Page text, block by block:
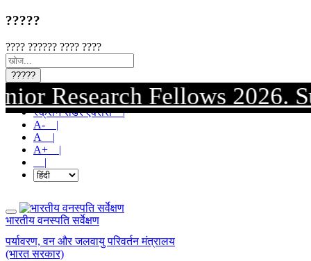
?????
???? ?????? ???? ????
?????
Fellows 2026.
मुख्य सामग्री पर जाएं |
स्क्रीन रीडर एक्सेस |
A- |
A |
A+ |
|
भारतीय वनस्पति सर्वेक्षण
पर्यावरण, वन और जलवायु परिवर्तन मंत्रालय
(भारत सरकार)